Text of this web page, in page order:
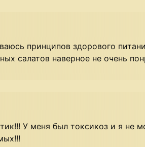
принципов здорового
салатов наверное не очень
У меня был токсикоз и я не